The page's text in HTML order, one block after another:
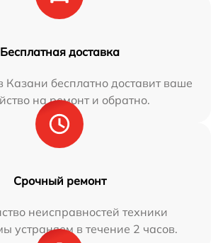
Бесплатная доставка
бесплатно доставит ваше
на ремонт и обратно.
Срочный ремонт
неисправностей техники
устраняем в течение 2 часов.